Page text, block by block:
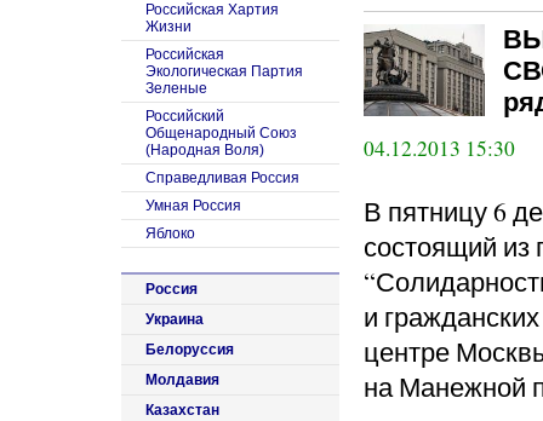
04.12.2013 15:30
В пятницу 6
состоящий из
и
центре
на Манежной
Российская Хартия
Жизни
Российская
Экологическая Партия
Зеленые
Российский
Общенародный Союз
(Народная Воля)
Справедливая Россия
Умная Россия
Яблоко
Россия
Украина
Белоруссия
Молдавия
Казахстан